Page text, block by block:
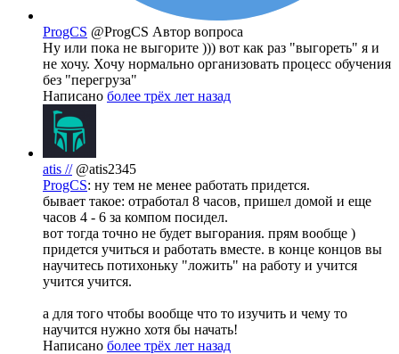
ProgCS @ProgCS Автор вопроса
Ну или пока не выгорите ))) вот как раз "выгореть" я и
не хочу. Хочу нормально организовать процесс обучения
без "перегруза"
Написано более трёх лет назад
atis // @atis2345
ProgCS: ну тем не менее работать придется.
бывает такое: отработал 8 часов, пришел домой и еще
часов 4 - 6 за компом посидел.
вот тогда точно не будет выгорания. прям вообще )
придется учиться и работать вместе. в конце концов вы
научитесь потихоньку "ложить" на работу и учится
учится учится.
а для того чтобы вообще что то изучить и чему то
научится нужно хотя бы начать!
Написано более трёх лет назад